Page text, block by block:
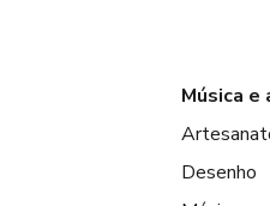
Música e
Desenho